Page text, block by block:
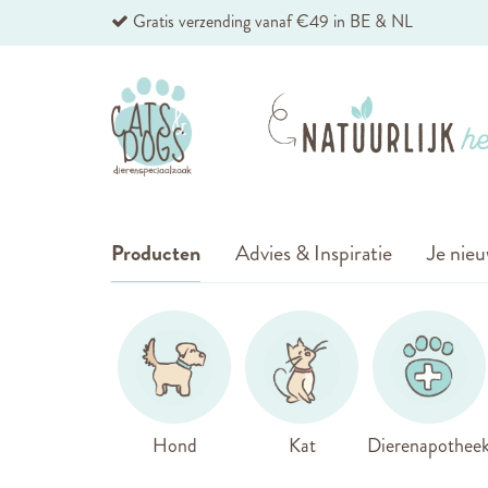
Ga
de
inhoud
Gratis verzending vanaf €49 in BE & NL
Producten
Hond Kat
Advies & Inspiratie Je